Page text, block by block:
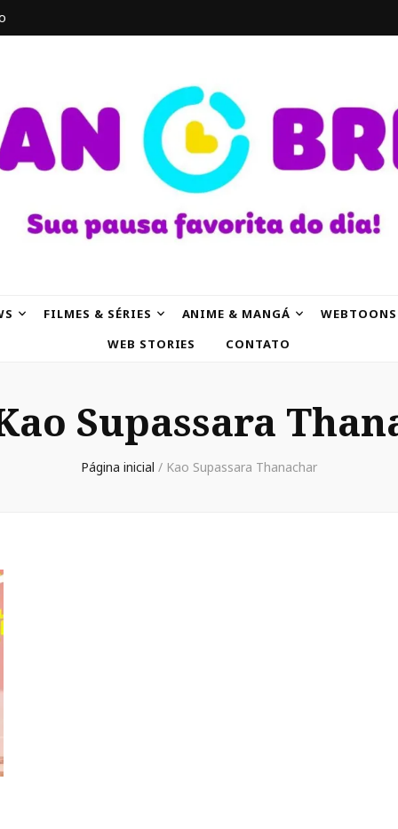
FILMES & SÉRIES ANIME & MANGÁ WEBTOONS
WEB STORIES
CONTATO
Supassara
Página inicial / Kao Supassara Thanachar